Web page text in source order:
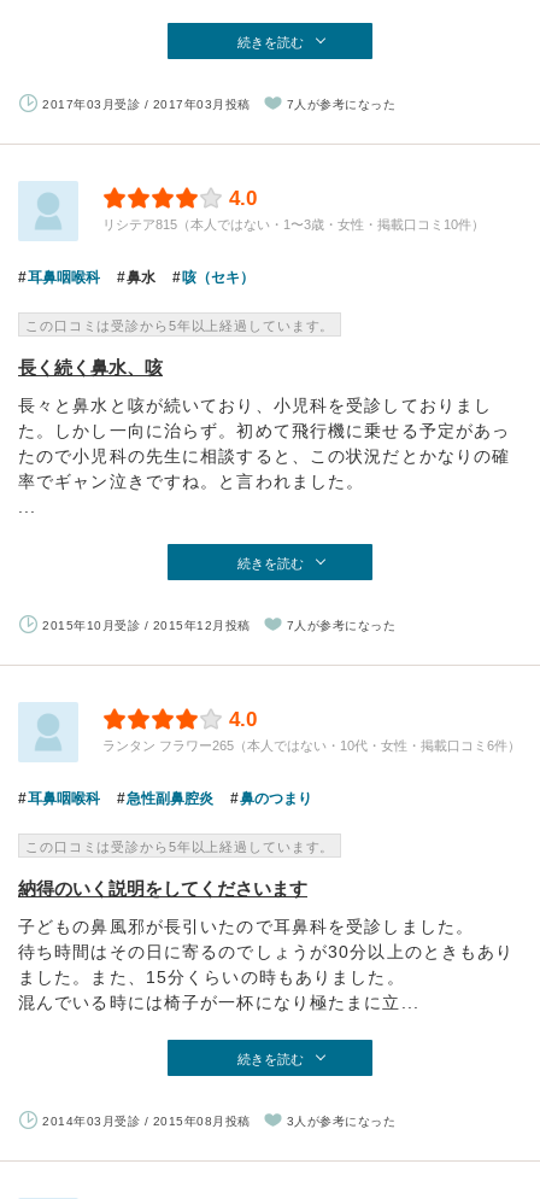
続きを読む
2017年03月受診 / 2017年03月投稿 7人が参考になった
4.0
リシテア815（本人ではない・1〜3歳・女性・掲載口コミ10件）
耳鼻咽喉科 鼻水 咳（セキ）
この口コミは受診から5年以上経過しています。
長く続く鼻水、咳
長々と鼻水と咳が続いており、小児科を受診しておりまし
た。しかし一向に治らず。初めて飛行機に乗せる予定があっ
たので小児科の先生に相談すると、この状況だとかなりの確
率でギャン泣きですね。と言われました。
続きを読む
2015年10月受診 / 2015年12月投稿 7人が参考になった
4.0
ランタン フラワー265（本人ではない・10代・女性・掲載口コミ6件）
耳鼻咽喉科 急性副鼻腔炎 鼻のつまり
この口コミは受診から5年以上経過しています。
納得のいく説明をしてくださいます
子どもの鼻風邪が長引いたので耳鼻科を受診しました。
待ち時間はその日に寄るのでしょうが30分以上のときもあり
ました。また、15分くらいの時もありました。
混んでいる時には椅子が一杯になり極たまに立...
続きを読む
2014年03月受診 / 2015年08月投稿 3人が参考になった